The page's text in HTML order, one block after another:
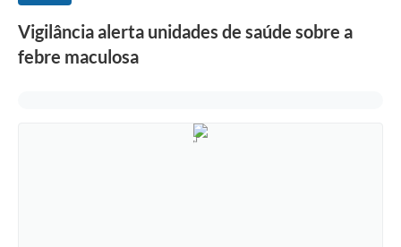
Vigilância alerta unidades de saúde sobre a
febre maculosa